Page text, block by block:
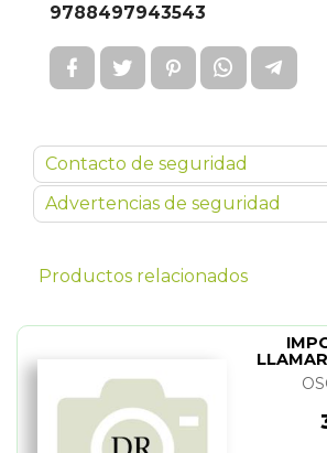
9788497943543
Contacto de seguridad
Advertencias de seguridad
Productos relacionados